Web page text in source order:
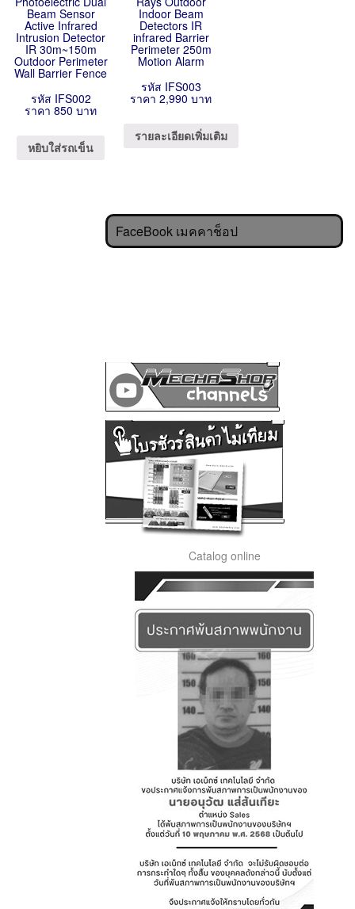
Beam Sensor
Active Infrared
Intrusion Detector
IR 30m~150m
Outdoor Perimeter
Wall Barrier Fence
รหัส IFS002
ราคา 850 บาท
หยิบใส่รถเข็น
Indoor Beam
Detectors IR
infrared Barrier
Perimeter 250m
Motion Alarm
รหัส IFS003
ราคา 2,990 บาท
รายละเอียดเพิ่มเติม
FaceBook เมคคาช็อป
Catalog online